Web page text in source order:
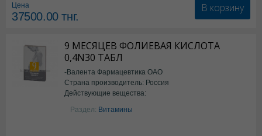
Цена
37500.00тнг.
В корзину
9 МЕСЯЦЕВ ФОЛИЕВАЯ КИСЛОТА
0,4N30 ТАБЛ
-Валента Фармацевтика ОАО
Страна производитель: Россия
Действующие вещества:
фолиевая кислота
Раздел: Витамины